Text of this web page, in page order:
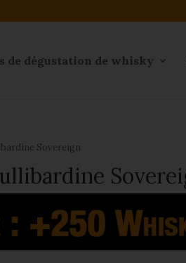
de dégustation de whisky
Sovereign